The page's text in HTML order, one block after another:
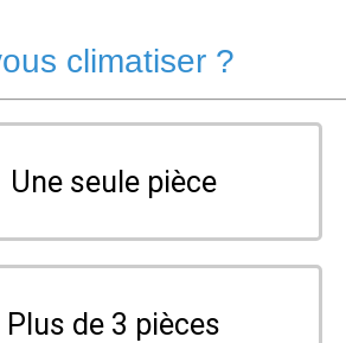
climatiser ?
Une seule pièce
Plus de 3 pièces